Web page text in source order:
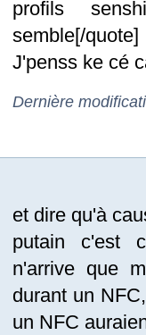
profils
semble[/quote]
J'penss ke cé
Dernière
et dire qu'à
putain c'est
n'arrive que
durant un
un NFC